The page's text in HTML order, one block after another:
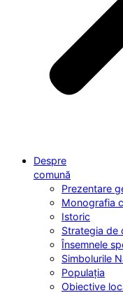
Despre
comună
Prezentare
Monografia
Istoric
Strategia de
Însemnele
Simbolurile
Populația
Obiective